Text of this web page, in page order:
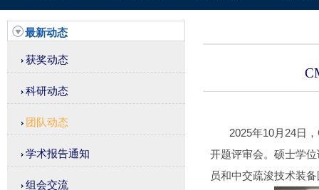
最新动态
获奖动态
科研动态
团队动态
学术报告通知
组会交流
2025年10月24日
开题评审会。硕士学
员和中交疏浚技术装